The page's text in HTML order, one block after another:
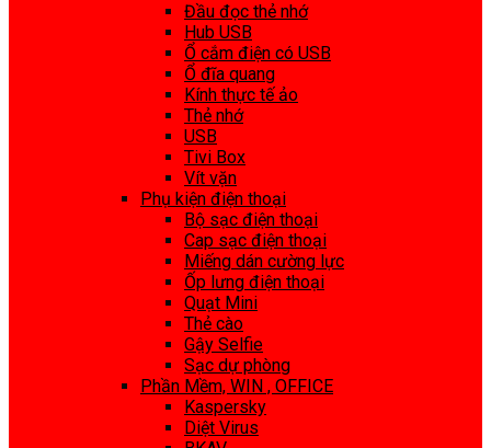
Đầu đọc thẻ nhớ
Hub USB
Ổ cắm điện có USB
Ổ đĩa quang
Kính thực tế ảo
Thẻ nhớ
USB
Tivi Box
Vít vặn
Phụ kiện điện thoại
Bộ sạc điện thoại
Cap sạc điện thoại
Miếng dán cường lực
Ốp lưng điện thoại
Quạt Mini
Thẻ cào
Gậy Selfie
Sạc dự phòng
Phần Mềm, WIN , OFFICE
Kaspersky
Diệt Virus